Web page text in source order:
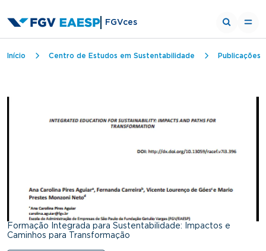
FGVces
Trilha de navegação
Início Centro de Estudos em Sustentabilidade Publicações
Formação Integrada para Sustentabilidade: Impactos e
Caminhos para Transformação